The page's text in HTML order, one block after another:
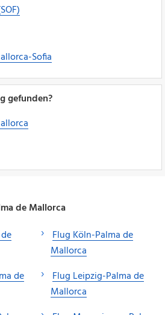
Sofia
gefunden?
de Mallorca
de
Flug Köln-Palma de
Mallorca
Flug Leipzig-Palma de
Mallorca